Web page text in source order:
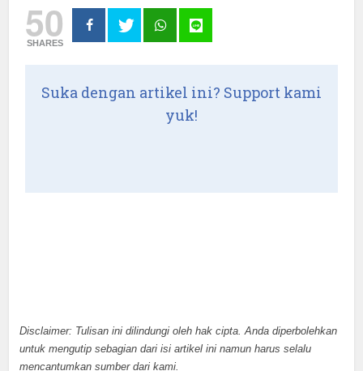
50
SHARES
Suka dengan artikel ini? Support kami
yuk!
Disclaimer: Tulisan ini dilindungi oleh hak cipta. Anda diperbolehkan
untuk mengutip sebagian dari isi artikel ini namun harus selalu
mencantumkan sumber dari kami.